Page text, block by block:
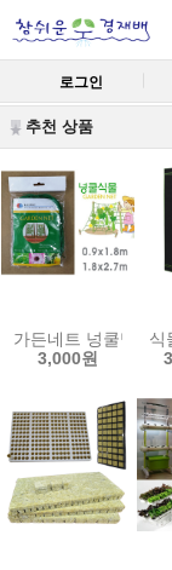
로그인
추천 상품
가든네트 넝쿨망 오
3,000원
식